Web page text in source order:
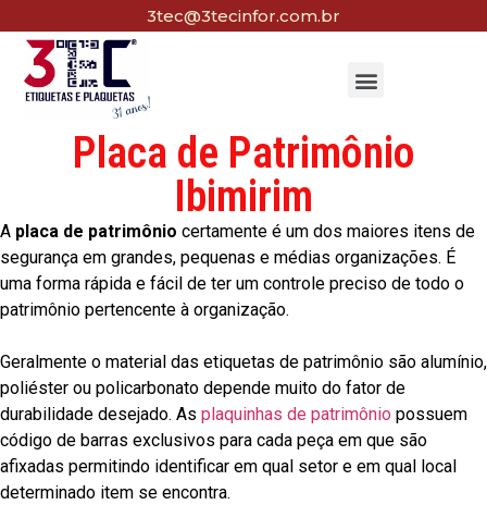
3tec@3tecinfor.com.br
Placa de Patrimônio
Ibimirim
A placa de patrimônio certamente é um dos maiores itens de
segurança em grandes, pequenas e médias organizações. É
uma forma rápida e fácil de ter um controle preciso de todo o
patrimônio pertencente à organização.
Geralmente o material das etiquetas de patrimônio são alumínio,
poliéster ou policarbonato depende muito do fator de
durabilidade desejado. As plaquinhas de patrimônio possuem
código de barras exclusivos para cada peça em que são
afixadas permitindo identificar em qual setor e em qual local
determinado item se encontra.